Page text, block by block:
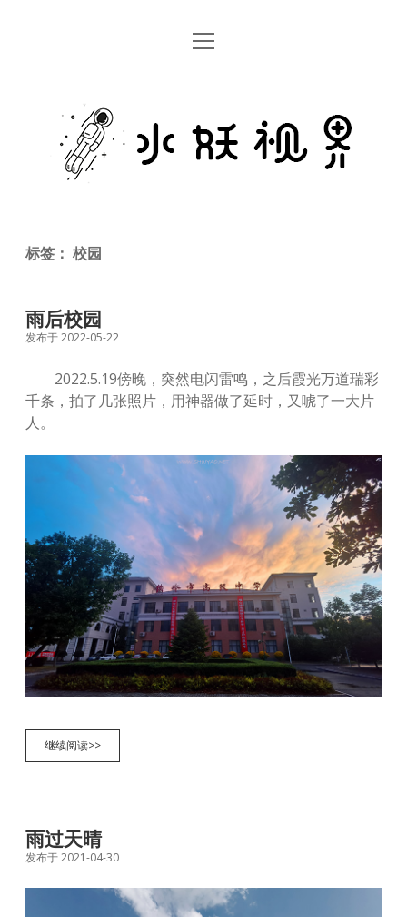
首页
关于
open
水
妖
视
标签： 校园
雨后校园
发布于 2022-05-22
2022.5.19傍晚，突然电闪雷鸣，之后霞光万道瑞彩
千条，拍了几张照片，用神器做了延时，又唬了一大片
人。
继续阅读>>雨
后
雨过天晴
发布于 2021-04-30